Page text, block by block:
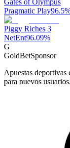
Gates of Olympus
Pragmatic Play96.5
Piggy Riches 3
NetEnt96.09%
G
GoldBetSponsor
Apuestas deportivas
para nuevos usuarios.